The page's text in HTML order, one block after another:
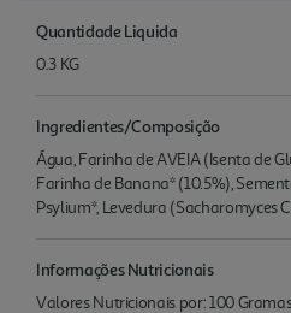
Quantidade Liquida
0.3 KG
Ingredientes/Composição
Água, Farinha de AVEIA (Isenta de
Farinha de Banana* (10.5%),
Psylium*, Levedura (Sacharomyces
Informações Nutricionais
Valores Nutricionais por: 100